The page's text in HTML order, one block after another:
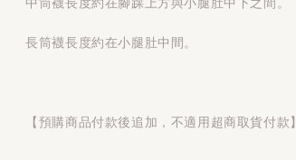
長筒襪長度約在小腿肚中間。
【預購商品付款後追加，不適用超商取貨付款】